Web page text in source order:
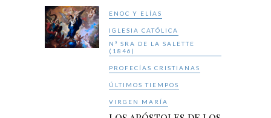
ENOC Y ELÍAS
IGLESIA CATÓLICA
Nª SRA DE LA SALETTE
(1846)
PROFECÍAS CRISTIANAS
ÚLTIMOS TIEMPOS
VIRGEN MARÍA